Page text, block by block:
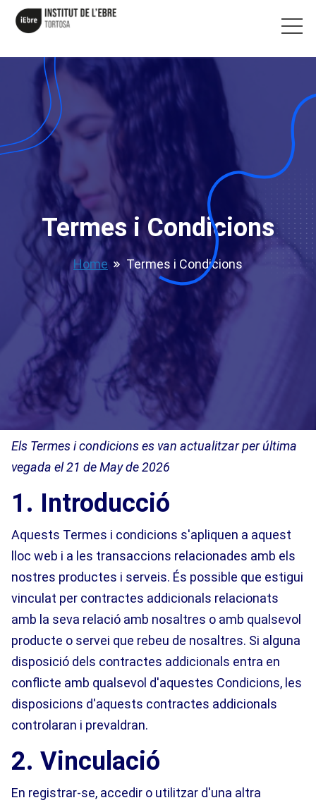
Termes i Condicions
Home Termes i Condicions
Els Termes i condicions es van actualitzar per última
vegada el 21 de May de 2026
1. Introducció
Aquests Termes i condicions s'apliquen a aquest
lloc web i a les transaccions relacionades amb els
nostres productes i serveis. És possible que estigui
vinculat per contractes addicionals relacionats
amb la seva relació amb nosaltres o amb qualsevol
producte o servei que rebeu de nosaltres. Si alguna
disposició dels contractes addicionals entra en
conflicte amb qualsevol d'aquestes Condicions, les
disposicions d'aquests contractes addicionals
controlaran i prevaldran.
2. Vinculació
En registrar-se, accedir o utilitzar d'una altra